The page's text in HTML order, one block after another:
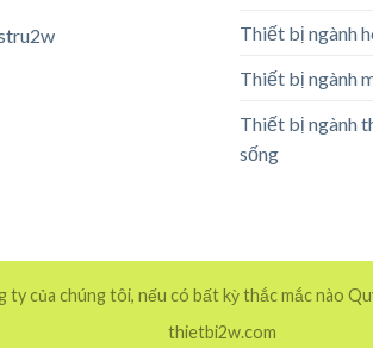
Thiết bị ngành
Thiết bị ngành
Thiết bị ngành
sống
ty của chúng tôi, nếu có bất kỳ thắc mắc nào
thietbi2w.com